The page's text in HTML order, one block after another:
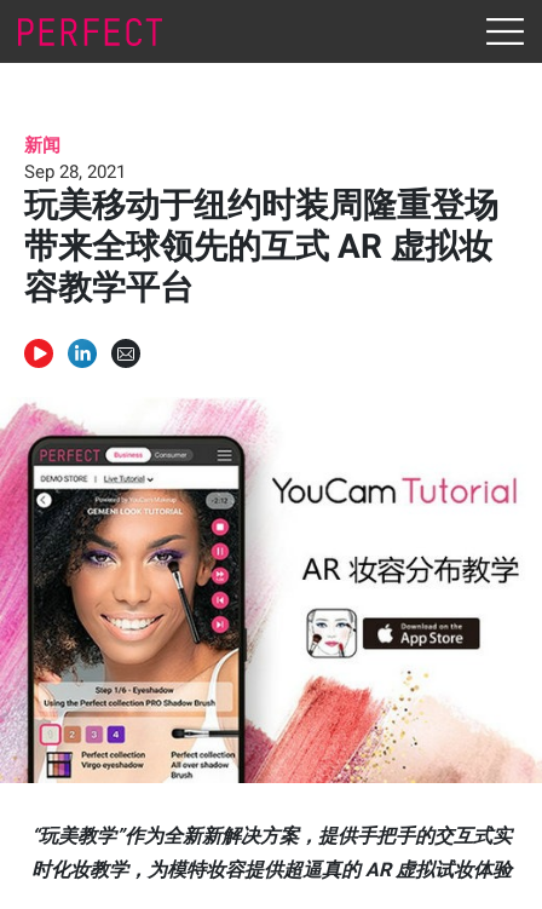
新闻
Sep 28, 2021
玩美移动于纽约时装周隆重登场
带来全球领先的互式 AR 虚拟妆
容教学平台
“玩美教学”作为全新新解决方案，提供手把手的交互式实
时化妆教学，为模特妆容提供超逼真的 AR 虚拟试妆体验